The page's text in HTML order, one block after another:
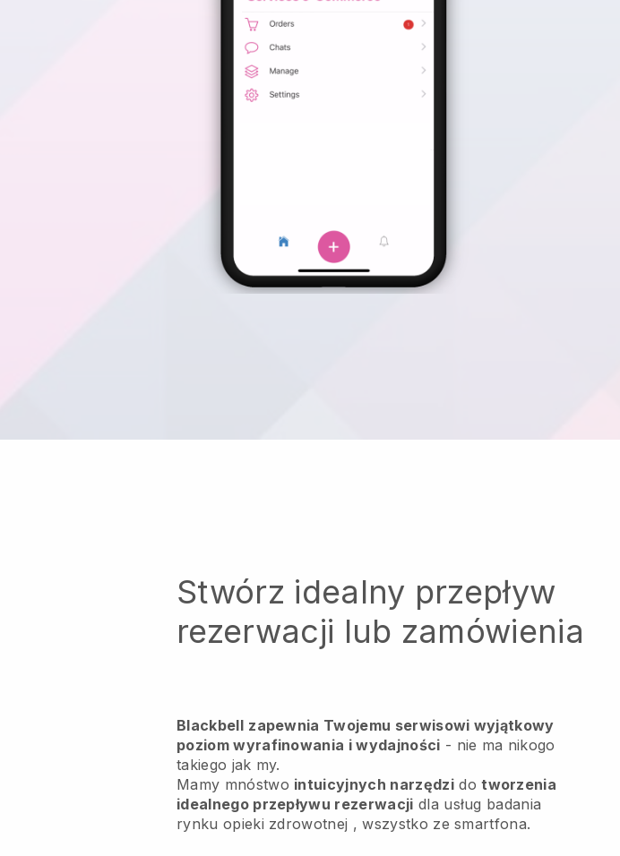
Stwórz idealny przepływ
rezerwacji lub zamówienia
Blackbell zapewnia Twojemu serwisowi wyjątkowy
poziom wyrafinowania i wydajności - nie ma nikogo
takiego jak my.
Mamy mnóstwo intuicyjnych narzędzidotworzenia
idealnego przepływu rezerwacji dla usług badania
rynku opieki zdrowotnej , wszystko ze smartfona.